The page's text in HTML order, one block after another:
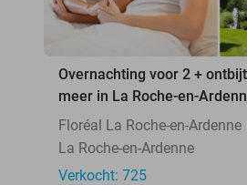
Overnachting voor 2 +
meer in La Roche-en-
Floréal La Roche-en-Ardenne
La Roche-en-Ardenne
Verkocht: 725